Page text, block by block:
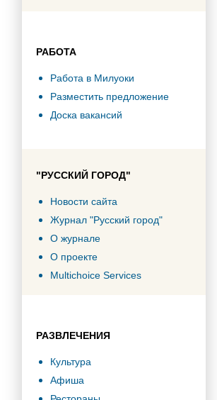
РАБОТА
Работа в Милуоки
Разместить предложение
Доска вакансий
"РУССКИЙ ГОРОД"
Новости сайта
Журнал "Русский город"
О журнале
О проекте
Multichoice Services
РАЗВЛЕЧЕНИЯ
Культура
Афиша